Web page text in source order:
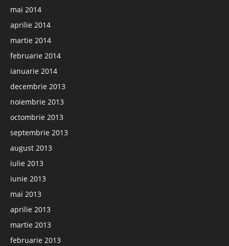
mai 2014
aprilie 2014
martie 2014
februarie 2014
ianuarie 2014
decembrie 2013
noiembrie 2013
octombrie 2013
septembrie 2013
august 2013
iulie 2013
iunie 2013
mai 2013
aprilie 2013
martie 2013
februarie 2013